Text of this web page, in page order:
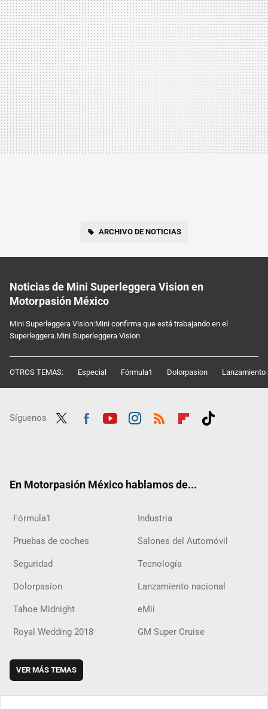
ARCHIVO DE NOTICIAS
Noticias de Mini Superleggera Vision en
Motorpasión México
Mini Superleggera Vision:Mini confirma que está trabajando en el
Superleggera.Mini Superleggera Vision
OTROS TEMAS: Especial Fórmula1 Dolorpasion Lanzamiento
Síguenos
En Motorpasión México hablamos de...
Fórmula1 Industria
Pruebas de coches Salones del Automóvil
Seguridad Tecnología
Dolorpasion Lanzamiento nacional
Tahoe Midnight eMii
Royal Wedding 2018 GM Super Cruise
VER MÁS TEMAS